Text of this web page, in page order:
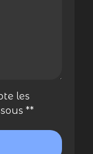
les
**